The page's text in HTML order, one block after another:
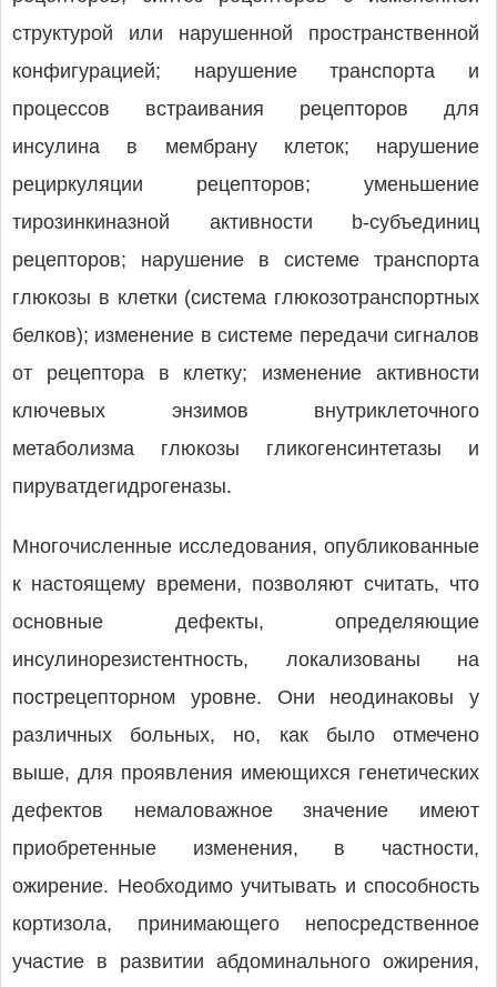
структурой или нарушенной пространственной
конфигурацией; нарушение транспорта и
процессов встраивания рецепторов для
инсулина в мембрану клеток; нарушение
рециркуляции рецепторов; уменьшение
тирозинкиназной активности b-субъединиц
рецепторов; нарушение в системе транспорта
глюкозы в клетки (система глюкозотранспортных
белков); изменение в системе передачи сигналов
от рецептора в клетку; изменение активности
ключевых энзимов внутриклеточного
метаболизма глюкозы гликогенсинтетазы и
пируватдегидрогеназы.
Многочисленные исследования, опубликованные
к настоящему времени, позволяют считать, что
основные дефекты, определяющие
инсулинорезистентность, локализованы на
пострецепторном уровне. Они неодинаковы у
различных больных, но, как было отмечено
выше, для проявления имеющихся генетических
дефектов немаловажное значение имеют
приобретенные изменения, в частности,
ожирение. Необходимо учитывать и способность
кортизола, принимающего непосредственное
участие в развитии абдоминального ожирения,